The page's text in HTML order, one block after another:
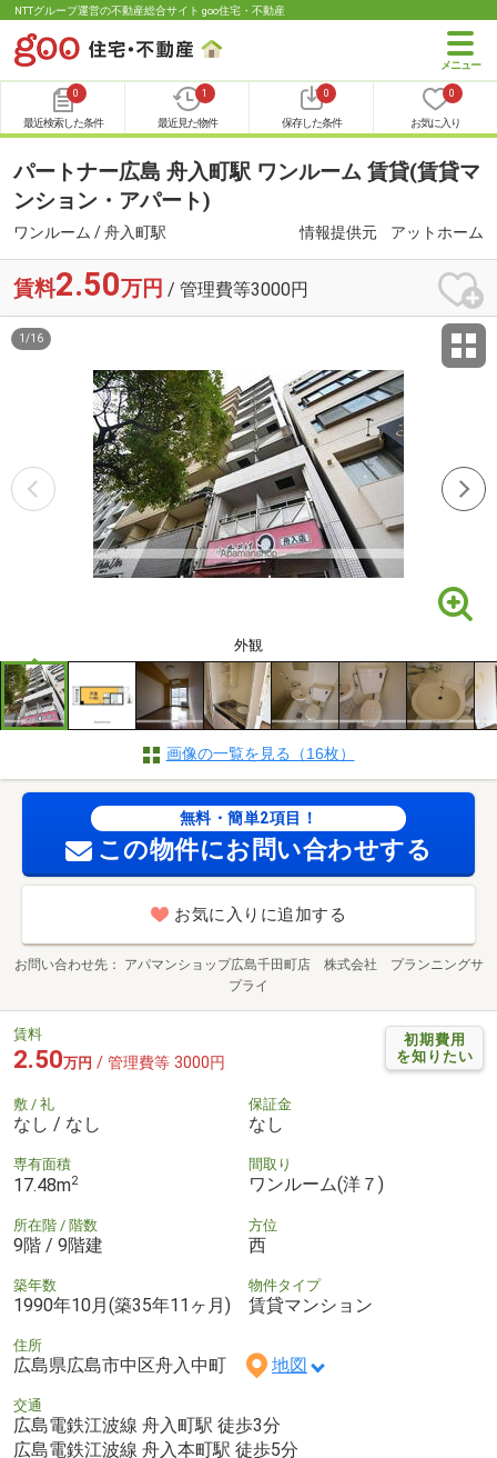
NTTグループ運営の不動産総合サイト goo住宅・不動産
0
最近検索した条件
1
最近見た物件
0
保存した条件
0
お気に入り
パートナー広島 舟入町駅 ワンルーム 賃貸(賃貸マ
ンション・アパート)
ワンルーム / 舟入町駅 情報提供元 アットホーム
賃料2.50万円 / 管理費等3000円
外観
1 /16
画像の一覧を見る（16枚）
無料・簡単2項目！
この物件にお問い合わせする
お気に入りに追加する
お問い合わせ先
アパマンショップ広島千田町店 株式会社 プランニングサ
プライ
初期費用
を知りたい
賃料
2.50万円 / 管理費等 3000円
敷 / 礼
なし / なし
保証金
なし
専有面積
17.48m2
間取り
ワンルーム(洋７)
所在階 / 階数
9階 / 9階建
方位
西
築年数
1990年10月(築35年11ヶ月)
物件タイプ
賃貸マンション
住所
広島県広島市中区舟入中町 地図
交通
広島電鉄江波線 舟入町駅 徒歩3分
広島電鉄江波線 舟入本町駅 徒歩5分